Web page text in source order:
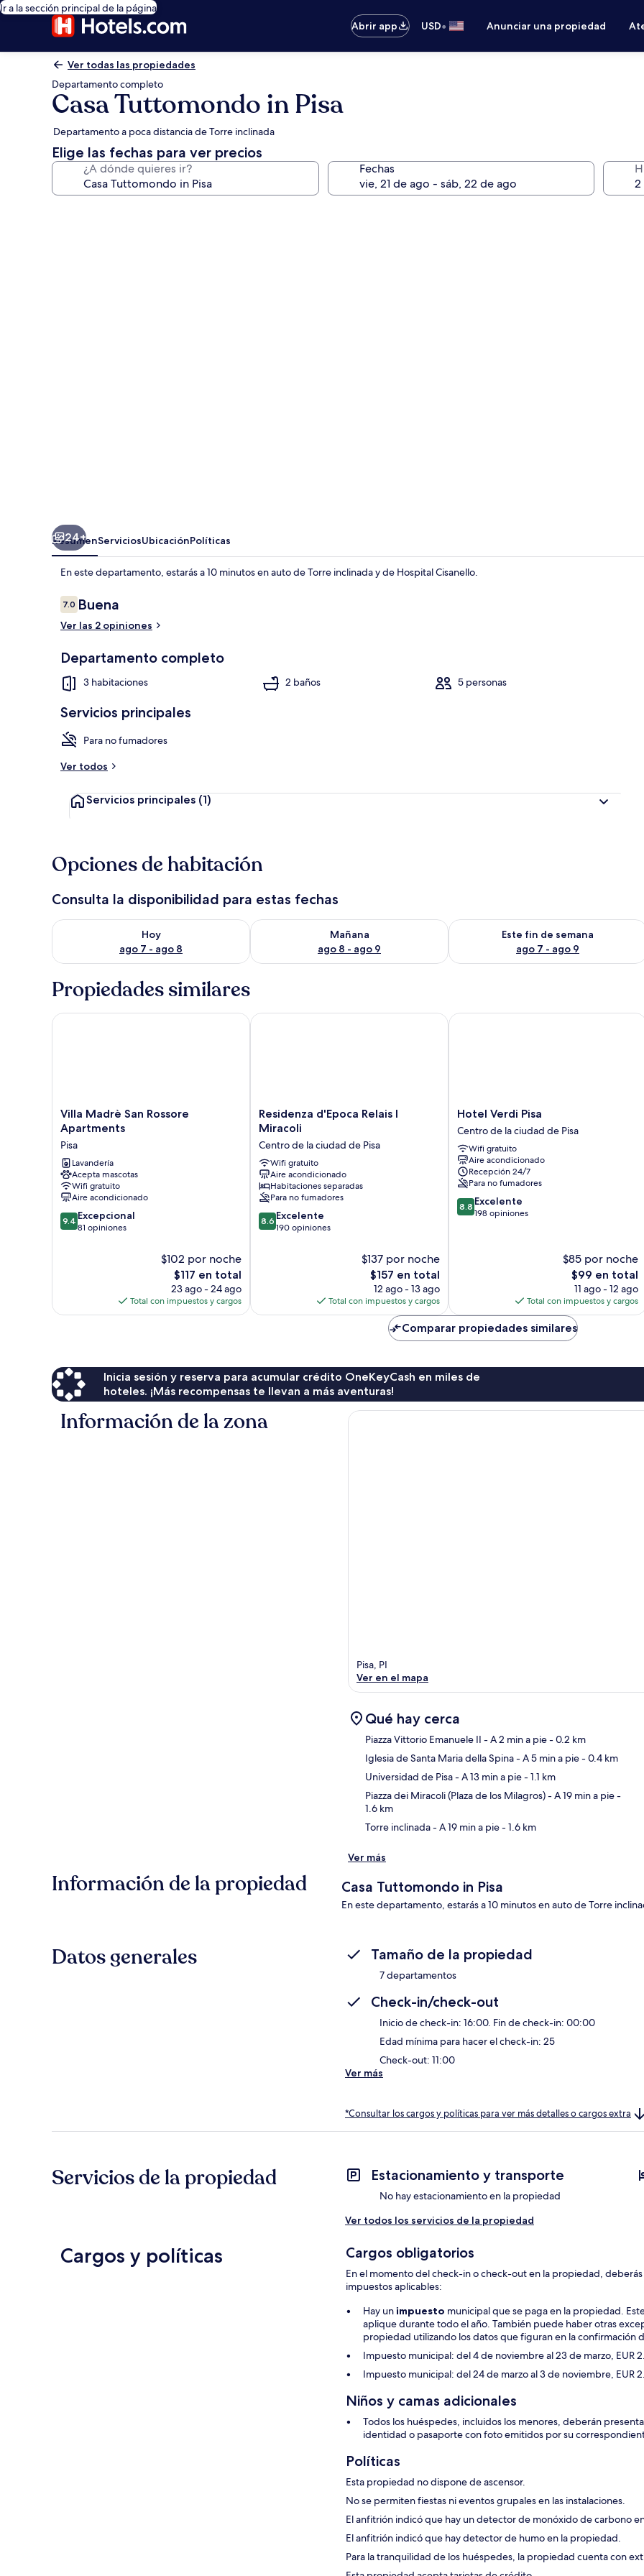
Ir a la sección principal de la página
Abrir app
USD• Anunciar una propiedad
Ver todas las propiedades
Departamento completo
Casa Tuttomondo in Pisa
Departamento a poca distancia de Torre inclinada
Elige las fechas para ver precios
¿A dónde quieres ir? Fechas
3 habitaciones
24+
ResumenServiciosUbicaciónPolíticas
En este departamento, estarás a 10 minutos en auto de Torre inclinada y de Hospital Cisanello.
Opiniones
7.07.0 de 10,
Buena
Ver las 2 opiniones
Departamento completo
3 habitaciones 2 baños 5 personas
Servicios principales
Para no fumadores
Ver todos
Servicios principales (1)
Opciones de habitación
Consulta la disponibilidad para estas fechas
Hoy
ago 7 - ago 8
Consulta la disponibilidad para hoy ago 7 - ago 8
Mañana
ago 8 - ago 9
Consulta la disponibilidad para mañana ago 8 - ago 9
Este fin de semana
ago 7 - ago 9
Consulta la disponibilidad para este
Propiedades similares
Villa
Madrè
San
Rossore
Apartments
Pisa
Villa Madrè San Rossore
Apartments
Pisa
Lavandería
Acepta mascotas
Wifi gratuito
Aire acondicionado
9.4
de
9.4 Excepcional
81 opiniones
$102 por noche
El
precio
actual
es
$117 en total
23 ago - 24 ago
Total con impuestos y cargos
Villa Madrè San Rossore Apartments
Residenza
d'Epoca
I
Miracoli
Centro
de
la
ciudad
de
Residenza d'Epoca Relais I
Miracoli
Centro de la ciudad de Pisa
Wifi gratuito
Aire acondicionado
Habitaciones separadas
Para no fumadores
8.6
de
8.6 Excelente
190 opiniones
$137 por noche
El
precio
actual
es
$157 en total
12 ago - 13 ago
Total con impuestos y cargos
Residenza d'Epoca Relais I Miracoli
Hotel
Verdi
Pisa
Centro
de
la
ciudad
de
Pisa
Hotel Verdi Pisa
Centro de la ciudad de Pisa
Wifi gratuito
Aire acondicionado
Recepción 24/7
Para no fumadores
8.8
de
8.8 Excelente
198 opiniones
$85 por noche
El
precio
actual
es
de
$99
$99 en total
11 ago - 12 ago
Total con impuestos y cargos
Hotel Verdi Pisa
Comparar propiedades similares
Inicia sesión y reserva para acumular crédito OneKeyCash en miles de
hoteles. ¡Más recompensas te llevan a más aventuras!
Información de la zona
Pisa, PI
Ver en el mapa
Qué hay cerca
Piazza Vittorio Emanuele II - A 2 min a pie- 0.2 km
Iglesia de Santa Maria della Spina- A 5 min a pie- 0.4 km
Universidad de Pisa- A 13 min a pie- 1.1 km
Piazza dei Miracoli (Plaza de los Milagros)- A 19 min a pie-
1.6 km
Torre inclinada- A 19 min a pie- 1.6 km
Ver más
Información de la propiedad Casa Tuttomondo in Pisa
En este departamento, estarás a 10 minutos en auto de Torre
Datos generales Tamaño de la propiedad
7 departamentos
Check-in/check-out
Inicio de check-in: 16:00. Fin de check-in: 00:00
Edad mínima para hacer el check-in: 25
Check-out: 11:00
Ver más
*Consultar los cargos y políticas para ver más detalles o cargos extra
Servicios de la propiedad Estacionamiento y transporte
No hay estacionamiento en la propiedad
Ver todos los servicios de la propiedad
Cargos y políticas Cargos obligatorios
En el momento del check-in o check-out en la propiedad,
impuestos aplicables:
Hay unimpuesto municipal que se paga en la propiedad.
aplique durante todo el año. También puede haber otras
propiedad utilizando los datos que figuran en la confirmación
Impuesto municipal: del 4 de noviembre al 23 de marzo, EUR
Impuesto municipal: del 24 de marzo al 3 de noviembre, EUR
Niños y camas adicionales
Todos los huéspedes, incluidos los menores, deberán
identidad o pasaporte con foto emitidos por su
Políticas
Esta propiedad no dispone de ascensor.
No se permiten fiestas ni eventos grupales en las instalaciones.
El anfitrión indicó que hay un detector de monóxido de carbono
El anfitrión indicó que hay detector de humo en la propiedad.
Para la tranquilidad de los huéspedes, la propiedad cuenta con